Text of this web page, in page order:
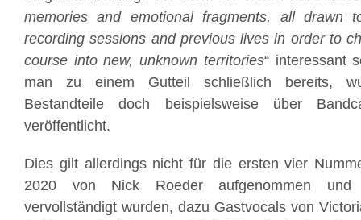
memories and emotional fragments, all drawn
recording sessions and previous lives in order to
course into new, unknown territories“ interessant
man zu einem Gutteil schließlich bereits,
Bestandteile doch beispielsweise über
veröffentlicht.
Dies gilt allerdings nicht für die ersten vier
2020 von Nick Roeder aufgenommen
vervollständigt wurden, dazu Gastvocals von